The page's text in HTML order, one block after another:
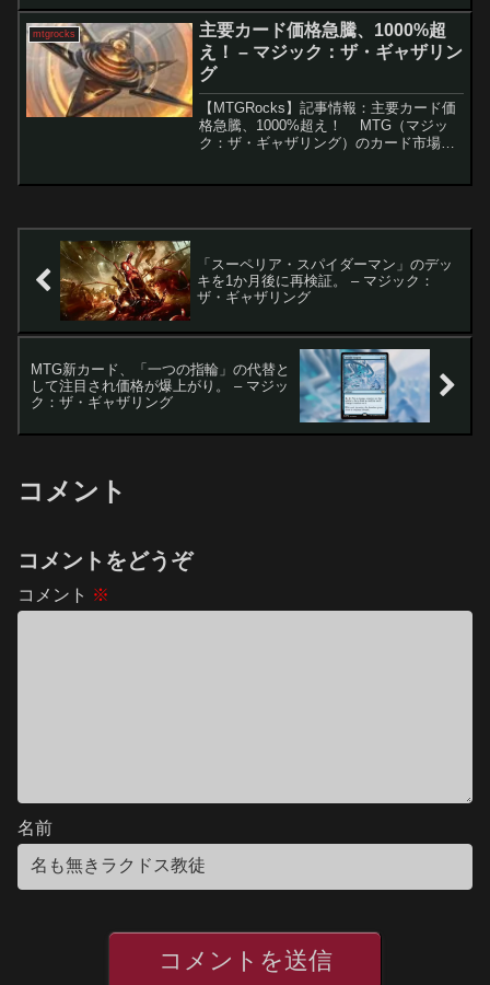
月前に終了しましたが、新たなカードが
次々と公開され、...
mtgrocks
主要カード価格急騰、1000%超
え！ – マジック：ザ・ギャザリン
グ
【MTGRocks】記事情報：主要カード価
格急騰、1000%超え！ MTG（マジッ
ク：ザ・ギャザリング）のカード市場は
「スーペリア・スパイダーマン」のデッ
キを1か月後に再検証。 – マジック：
ザ・ギャザリング
MTG新カード、「一つの指輪」の代替と
して注目され価格が爆上がり。 – マジッ
ク：ザ・ギャザリング
コメント
コメントをどうぞ
コメント ※
名前